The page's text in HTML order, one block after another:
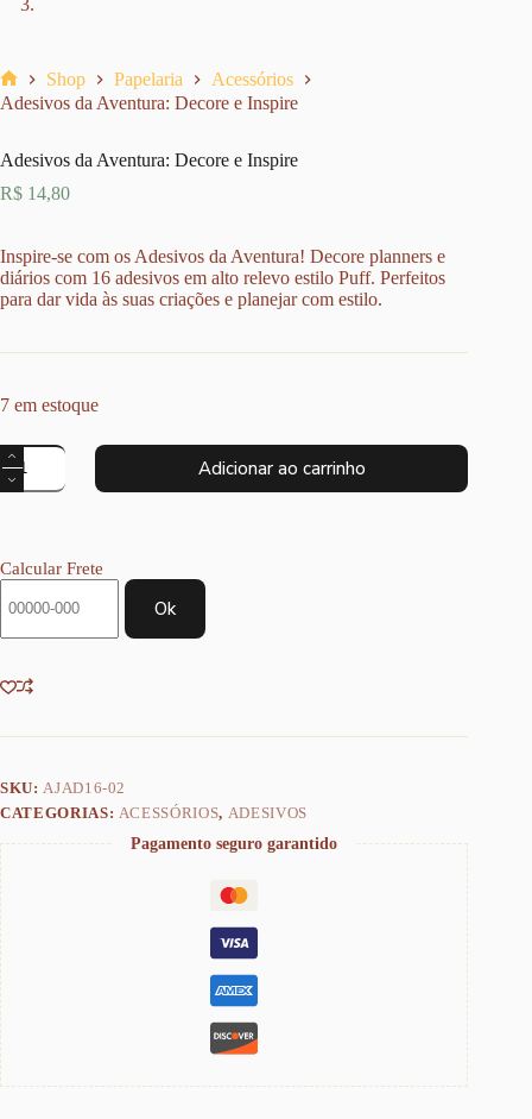
Home
Shop Papelaria
Acessórios
Adesivos da Aventura: Decore e Inspire
Adesivos da Aventura: Decore e Inspire
R$ 14,80
Inspire-se com os Adesivos da Aventura! Decore planners e
diários com 16 adesivos em alto relevo estilo Puff. Perfeitos
para dar vida às suas criações e planejar com estilo.
7 em estoque
Adesivos
da
Aventura:
quantidade
Adicionar ao carrinho
Calcular Frete
Ok
SKU: AJAD16-02
CATEGORIAS: ACESSÓRIOS, ADESIVOS
Pagamento seguro garantido